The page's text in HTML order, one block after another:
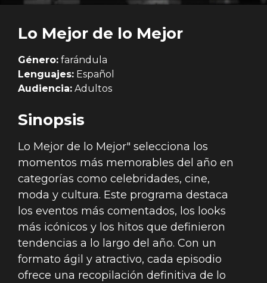
Lo Mejor de lo Mejor
Género: farándula
Lenguajes: Español
Audiencia: Adultos
Sinopsis
Lo Mejor de lo Mejor" selecciona los
momentos más memorables del año en
categorías como celebridades, cine,
moda y cultura. Este programa destaca
los eventos más comentados, los looks
más icónicos y los hitos que definieron
tendencias a lo largo del año. Con un
formato ágil y atractivo, cada episodio
ofrece una recopilación definitiva de lo